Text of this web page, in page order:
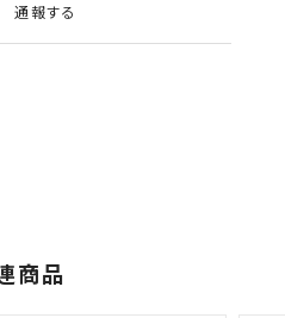
通報する
商品